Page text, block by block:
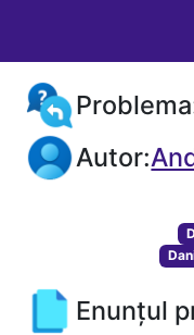
Autor:
Enunțul